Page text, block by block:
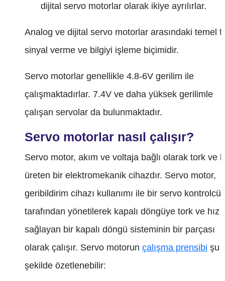
dijital servo motorlar olarak ikiye ayrılırlar.
Analog ve dijital servo motorlar arasındaki temel
sinyal verme ve bilgiyi işleme biçimidir.
Servo motorlar genellikle 4.8-6V gerilim ile
çalışmaktadırlar. 7.4V ve daha yüksek gerilimle
çalışan servolar da bulunmaktadır.
Servo motorlar nasıl çalışır?
Servo motor, akım ve voltaja bağlı olarak tork ve
üreten bir elektromekanik cihazdır. Servo motor,
geribildirim cihazı kullanımı ile bir servo kontrolcü
tarafından yönetilerek kapalı döngüye tork ve hız
sağlayan bir kapalı döngü sisteminin bir parçası
olarak çalışır. Servo motorun çalışma prensibi şu
şekilde özetlenebilir: